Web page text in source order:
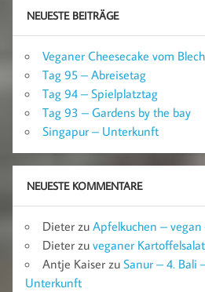
NEUESTE BEITRÄGE
Veganer Cheesecake vom Blech
Tag 95 – Abreisetag
Tag 94 – Spielplatztag
Tag 93 – Gardens by the bay
Singapur – Unterkunft
NEUESTE KOMMENTARE
Dieter zu Apfelkuchen –
Dieter zu veganer Kartoffelsalat
Antje Kaiser zu Sanur – 4. Bali
Unterkunft